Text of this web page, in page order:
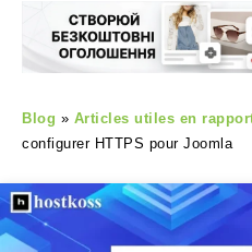
Blog » Articles utiles en
configurer HTTPS pour Joomla